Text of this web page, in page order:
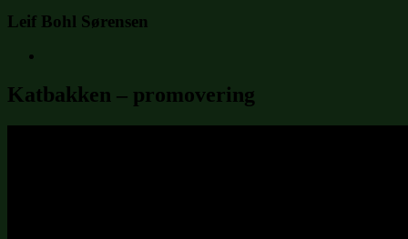
Leif Bohl Sørensen
Katbakken – promovering